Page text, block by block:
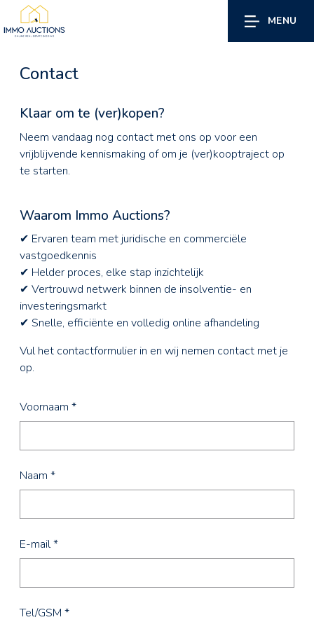
MENU
Contact
Klaar om te (ver)kopen?
Neem vandaag nog contact met ons op voor een
vrijblijvende kennismaking of om je (ver)kooptraject op
te starten.
Waarom Immo Auctions?
✔ Ervaren team met juridische en commerciële
vastgoedkennis
✔ Helder proces, elke stap inzichtelijk
✔ Vertrouwd netwerk binnen de insolventie- en
investeringsmarkt
✔ Snelle, efficiënte en volledig online afhandeling
Vul het contactformulier in en wij nemen contact met je
op.
Voornaam *
Naam *
E-mail*
Tel/GSM *